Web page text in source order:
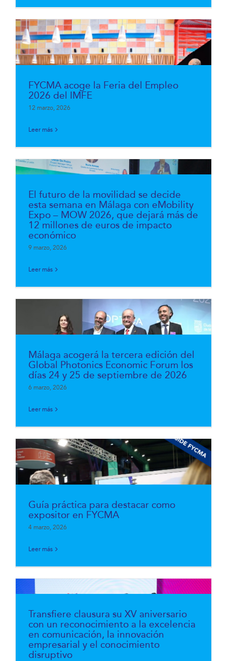
FYCMA acoge la Feria del Empleo
2026 del IMFE
12 marzo, 2026
Leer más
El futuro de la movilidad se decide
esta semana en Málaga con eMobility
Expo – MOW 2026, que dejará más de
12 millones de euros de impacto
económico
9 marzo, 2026
Leer más
Málaga acogerá la tercera edición del
Global Photonics Economic Forum los
días 24 y 25 de septiembre de 2026
6 marzo, 2026
Leer más
Guía práctica para destacar como
expositor en FYCMA
4 marzo, 2026
Leer más
Transfiere clausura su XV aniversario
con un reconocimiento a la excelencia
en comunicación, la innovación
empresarial y el conocimiento
disruptivo